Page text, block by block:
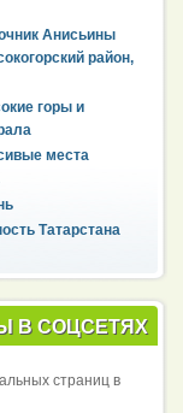
Анисьины
район,
горы и
места
Татарстана
В СОЦСЕТЯХ
страниц в